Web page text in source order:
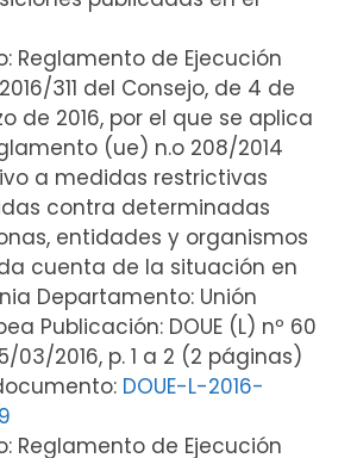
Reglamento de Ejecución
311 del Consejo, de 4 de
de 2016, por el que se aplica
(ue) n.o 208/2014
a medidas restrictivas
contra determinadas
entidades y organismos
cuenta de la situación en
Departamento: Unión
Publicación: DOUE (L) nº 60
03/2016, p. 1 a 2 (2 páginas)
DOUE-L-2016-
Reglamento de Ejecución